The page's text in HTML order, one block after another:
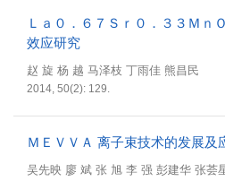
Ｌａ０．６７Ｓｒ０．３３Ｍｎ
效应研究
赵 旋 杨 越 马泽枝 丁雨佳 熊昌民
2014, 50(2): 129.
ＭＥＶＶＡ 离子束技术的发展及
吴先映 廖 斌 张 旭 李 强 彭建华 张荟